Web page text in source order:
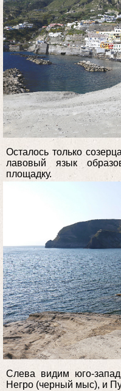
Осталось только
лавовый язык
площадку.
Слева видим юго-
Негро (черный мыс), и